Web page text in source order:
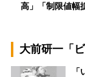
高」「制限値
大前研一「